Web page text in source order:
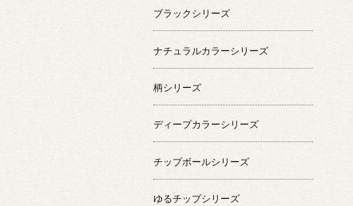
ブラックシリーズ
ナチュラルカラーシリーズ
柄シリーズ
ディープカラーシリーズ
チップボールシリーズ
ゆるチップシリーズ